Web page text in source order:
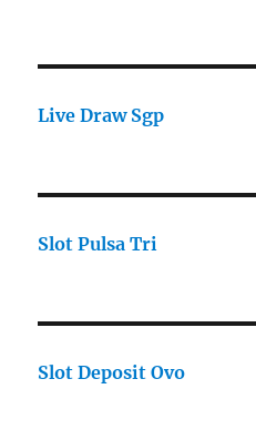
Live Draw Sgp
Slot Pulsa Tri
Slot Deposit Ovo